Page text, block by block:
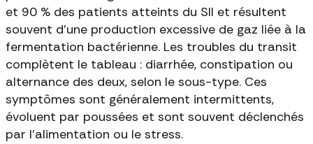
et 90 % des patients atteints du SII et résultent
souvent d'une production excessive de gaz liée à la
fermentation bactérienne. Les troubles du transit
complètent le tableau : diarrhée, constipation ou
alternance des deux, selon le sous-type. Ces
symptômes sont généralement intermittents,
évoluent par poussées et sont souvent déclenchés
par l'alimentation ou le stress.